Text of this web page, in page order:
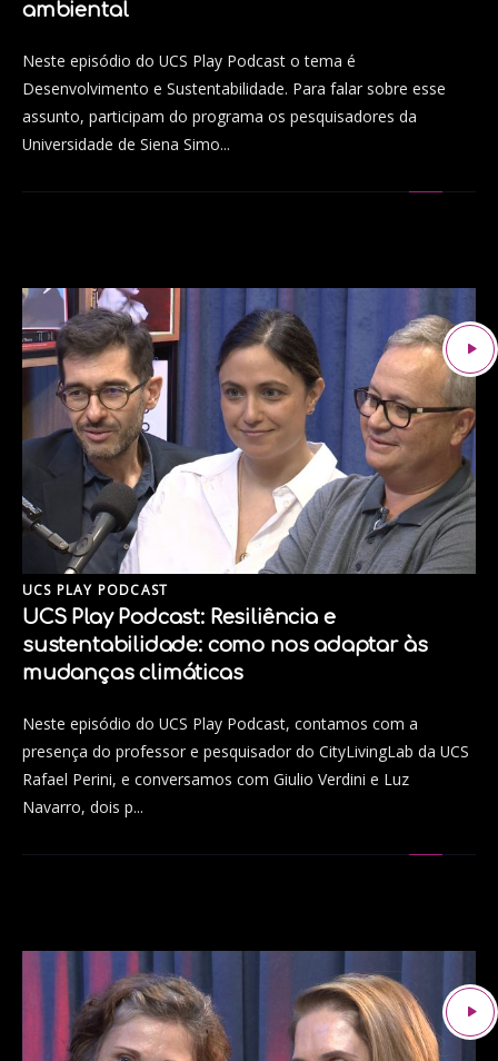
ambiental
Neste episódio do UCS Play Podcast o tema é
Desenvolvimento e Sustentabilidade. Para falar sobre esse
assunto, participam do programa os pesquisadores da
Universidade de Siena Simo...
UCS PLAY PODCAST
UCS Play Podcast: Resiliência e
sustentabilidade: como nos adaptar às
mudanças climáticas
Neste episódio do UCS Play Podcast, contamos com a
presença do professor e pesquisador do CityLivingLab da UCS
Rafael Perini, e conversamos com Giulio Verdini e Luz
Navarro, dois p...